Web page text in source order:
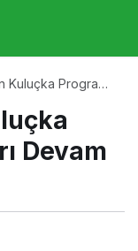
Kuluçka Programı
Devam